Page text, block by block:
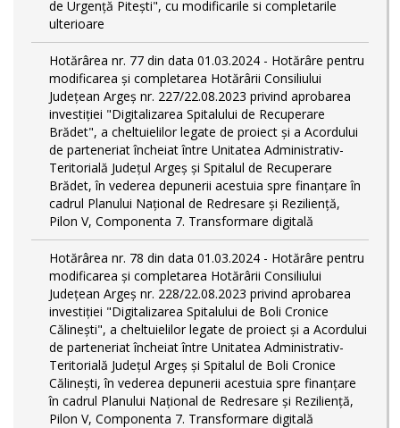
de Urgență Pitești", cu modificarile si completarile
ulterioare
Hotărârea nr. 77 din data 01.03.2024 - Hotărâre pentru
modificarea și completarea Hotărârii Consiliului
Județean Argeș nr. 227/22.08.2023 privind aprobarea
investiției "Digitalizarea Spitalului de Recuperare
Brădet", a cheltuielilor legate de proiect și a Acordului
de parteneriat încheiat între Unitatea Administrativ-
Teritorială Județul Argeș și Spitalul de Recuperare
Brădet, în vederea depunerii acestuia spre finanțare în
cadrul Planului Național de Redresare și Reziliență,
Pilon V, Componenta 7. Transformare digitală
Hotărârea nr. 78 din data 01.03.2024 - Hotărâre pentru
modificarea și completarea Hotărârii Consiliului
Județean Argeș nr. 228/22.08.2023 privind aprobarea
investiției "Digitalizarea Spitalului de Boli Cronice
Călinești", a cheltuielilor legate de proiect și a Acordului
de parteneriat încheiat între Unitatea Administrativ-
Teritorială Județul Argeș și Spitalul de Boli Cronice
Călinești, în vederea depunerii acestuia spre finanțare
în cadrul Planului Național de Redresare și Reziliență,
Pilon V, Componenta 7. Transformare digitală